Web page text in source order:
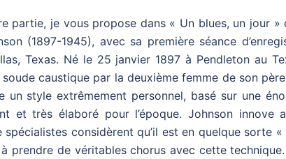
partie, je vous propose dans « Un blues, un jour
(1897-1945), avec sa première séance
Texas. Né le 25 janvier 1897 à Pendleton au
caustique par la deuxième femme de son
un style extrêmement personnel, basé sur une
et très élaboré pour l’époque. Johnson
spécialistes considèrent qu’il est en quelque sorte
prendre de véritables chorus avec cette